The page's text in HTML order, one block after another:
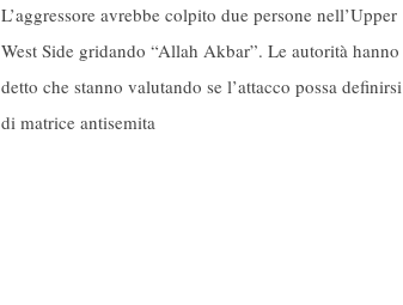
L’aggressore avrebbe colpito due persone nell’Upper
West Side gridando “Allah Akbar”. Le autorità hanno
detto che stanno valutando se l’attacco possa definirsi
di matrice antisemita